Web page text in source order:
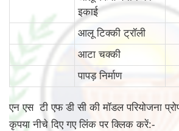
इकाई
आलू टिक्की ट्रॉली
आटा चक्की
पापड़ निर्माण
एन एस टी एफ डी सी की मॉडल परियोजना
कृपया नीचे दिए गए लिंक पर क्लिक करें:-